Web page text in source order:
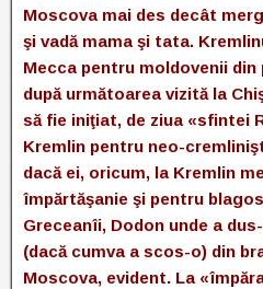
Moscova mai des decât
şi vadă mama şi tata.
Mecca pentru moldovenii
după următoarea vizită la
să fie iniţiat, de ziua «sfintei
Kremlin pentru neo-
dacă ei, oricum, la Kremlin
împărtăşanie şi pentru
Greceanîi, Dodon unde a
(dacă cumva a scos-o) din
Moscova, evident. La